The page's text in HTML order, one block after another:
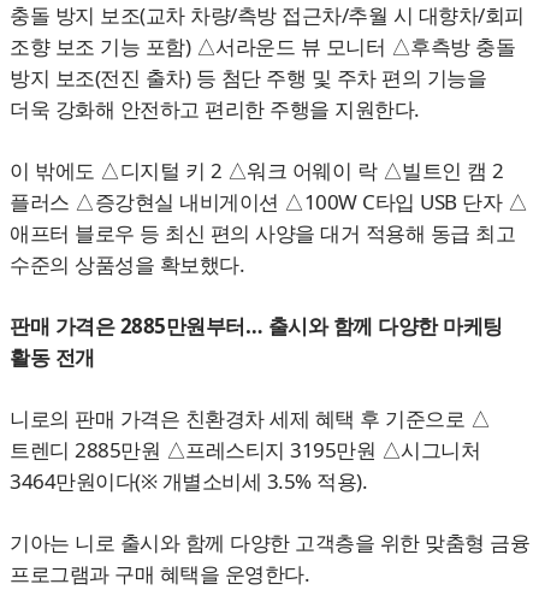
충돌 방지 보조(교차 차량/측방 접근차/추월 시 대향차/회피
조향 보조 기능 포함) △서라운드 뷰 모니터 △후측방 충돌
방지 보조(전진 출차) 등 첨단 주행 및 주차 편의 기능을
더욱 강화해 안전하고 편리한 주행을 지원한다.
이 밖에도 △디지털 키 2 △워크 어웨이 락 △빌트인 캠 2
플러스 △증강현실 내비게이션 △100W C타입 USB 단자 △
애프터 블로우 등 최신 편의 사양을 대거 적용해 동급 최고
수준의 상품성을 확보했다.
판매 가격은 2885만원부터… 출시와 함께 다양한 마케팅
활동 전개
니로의 판매 가격은 친환경차 세제 혜택 후 기준으로 △
트렌디 2885만원 △프레스티지 3195만원 △시그니처
3464만원이다(※ 개별소비세 3.5% 적용).
기아는 니로 출시와 함께 다양한 고객층을 위한 맞춤형 금융
프로그램과 구매 혜택을 운영한다.